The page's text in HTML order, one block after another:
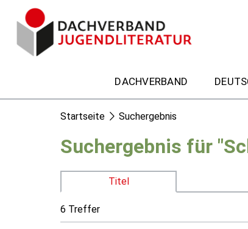
DACHVERBAND
Startseite Suchergebnis
Suchergebnis für
Titel
6 Treffer